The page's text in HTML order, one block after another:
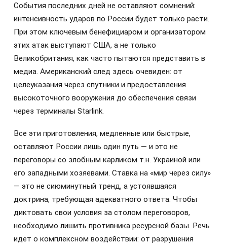
События последних дней не оставляют сомнений:
интенсивность ударов по России будет только расти.
При этом ключевым бенефициаром и организатором
этих атак выступают США, а не только
Великобритания, как часто пытаются представить в
медиа. Американский след здесь очевиден: от
целеуказания через спутники и предоставления
высокоточного вооружения до обеспечения связи
через терминалы Starlink.
Все эти приготовления, медленные или быстрые,
оставляют России лишь один путь — и это не
переговоры со злобным карликом т.н. Украиной или
его западными хозяевами. Ставка на «мир через силу»
— это не сиюминутный тренд, а устоявшаяся
доктрина, требующая адекватного ответа. Чтобы
диктовать свои условия за столом переговоров,
необходимо лишить противника ресурсной базы. Речь
идет о комплексном воздействии: от разрушения